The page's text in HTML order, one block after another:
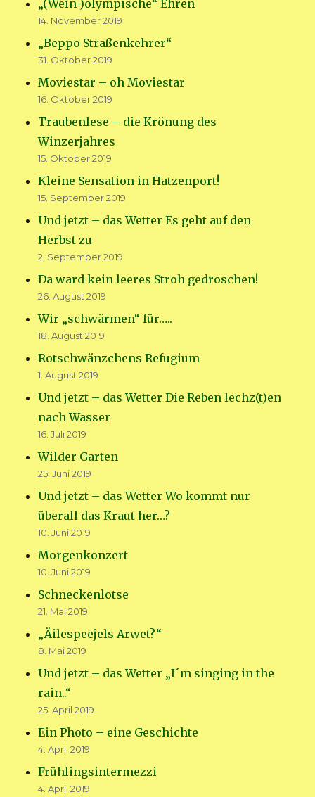
„(Wein-)olympische“ Ehren
14. November 2019
„Beppo Straßenkehrer“
31. Oktober 2019
Moviestar – oh Moviestar
16. Oktober 2019
Traubenlese – die Krönung des
Winzerjahres
15. Oktober 2019
Kleine Sensation in Hatzenport!
15. September 2019
Und jetzt – das Wetter Es geht auf den
Herbst zu
2. September 2019
Da ward kein leeres Stroh gedroschen!
26. August 2019
Wir „schwärmen“ für…..
18. August 2019
Rotschwänzchens Refugium
1. August 2019
Und jetzt – das Wetter Die Reben lechz(t)en
nach Wasser
16. Juli 2019
Wilder Garten
25. Juni 2019
Und jetzt – das Wetter Wo kommt nur
überall das Kraut her…?
10. Juni 2019
Morgenkonzert
10. Juni 2019
Schneckenlotse
21. Mai 2019
„Äilespeejels Arwet?“
8. Mai 2019
Und jetzt – das Wetter „I´m singing in the
rain..“
25. April 2019
Ein Photo – eine Geschichte
4. April 2019
Frühlingsintermezzi
4. April 2019